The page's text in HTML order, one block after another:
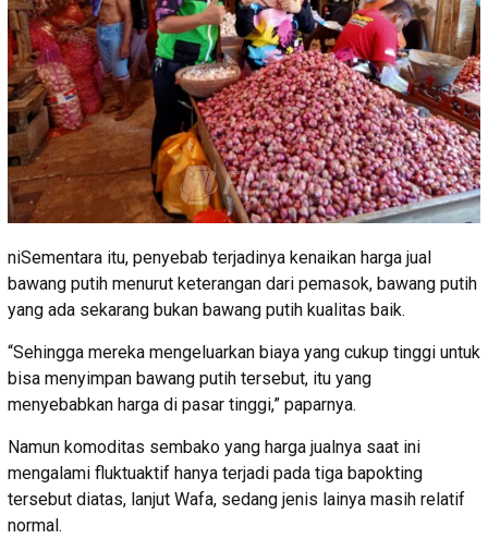
niSementara itu, penyebab terjadinya kenaikan harga jual
bawang putih menurut keterangan dari pemasok, bawang putih
yang ada sekarang bukan bawang putih kualitas baik.
“Sehingga mereka mengeluarkan biaya yang cukup tinggi untuk
bisa menyimpan bawang putih tersebut, itu yang
menyebabkan harga di pasar tinggi,” paparnya.
Namun komoditas sembako yang harga jualnya saat ini
mengalami fluktuaktif hanya terjadi pada tiga bapokting
tersebut diatas, lanjut Wafa, sedang jenis lainya masih relatif
normal.